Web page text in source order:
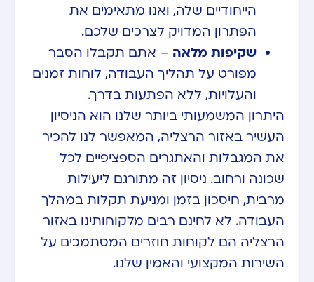
הייחודיים שלה, ואנו מתאימים את
הפתרון המדויק לצרכים שלכם.
שקיפות מלאה – אתם תקבלו הסבר
מפורט על תהליך העבודה, לוחות זמנים
והעלויות, ללא הפתעות בדרך.
היתרון המשמעותי ביותר שלנו הוא הניסיון
העשיר באזור הרצליה, המאפשר לנו להכיר
את המגבלות והאתגרים הספציפיים לכל
שכונה ורחוב. ניסיון זה מתורגם ליעילות
מרבית, חיסכון בזמן ומניעת תקלות במהלך
העבודה. לא לחינם רבים מלקוחותינו באזור
הרצליה הם לקוחות חוזרים המסתמכים על
השירות המקצועי והאמין שלנו.